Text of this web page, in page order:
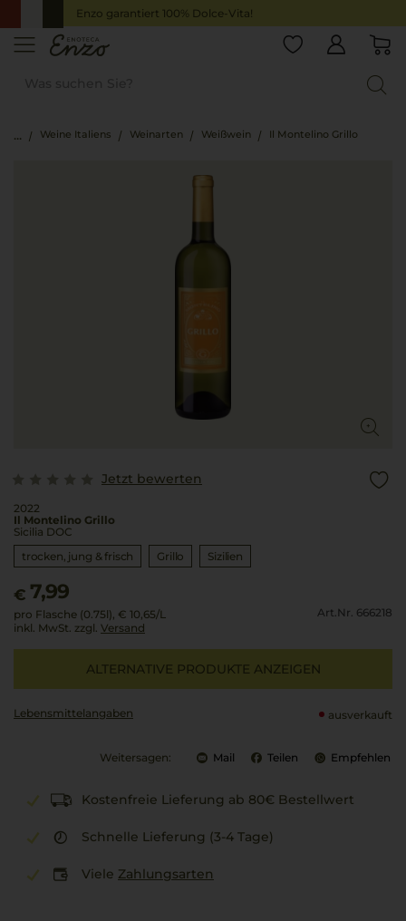
Enzo garantiert 100% Dolce-Vita!
Weine Italiens Weinarten Weißwein Il Montelino Grillo
Jetzt bewerten
2022
Il Montelino Grillo
Sicilia DOC
trocken, jung & frisch
Grillo Sizilien
€ 7,99
pro Flasche (0.75l), € 10,65/L
inkl. MwSt. zzgl. Versand
Art.Nr. 666218
ALTERNATIVE PRODUKTE ANZEIGEN
Lebensmittel­angaben ausverkauft
Weitersagen: Mail Teilen Empfehlen
Kostenfreie Lieferung ab 80€ Bestellwert
Schnelle Lieferung (3-4 Tage)
Viele Zahlungsarten